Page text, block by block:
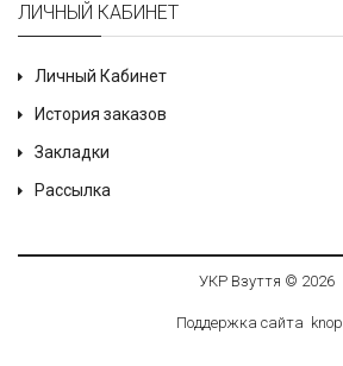
ЛИЧНЫЙ КАБИНЕТ
Личный Кабинет
История заказов
Закладки
Рассылка
УКР Взуття © 2026
Поддержка сайта knop